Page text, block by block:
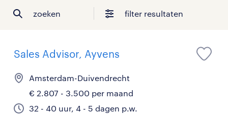
zoeken filter resultaten
Sales Advisor, Ayvens
Amsterdam-Duivendrecht
€ 2.807 - 3.500 per maand
32 - 40 uur, 4 - 5 dagen p.w.